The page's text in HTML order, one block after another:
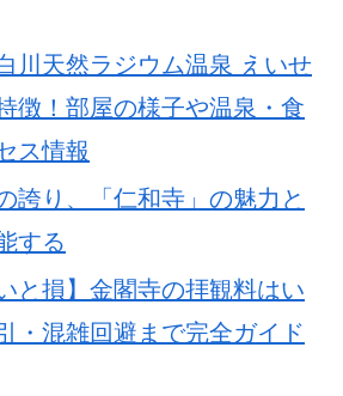
川天然ラジウム温泉 えいせ
徴！部屋の様子や温泉・食
ス情報
誇り、「仁和寺」の魅力と
する
と損】金閣寺の拝観料はい
・混雑回避まで完全ガイド